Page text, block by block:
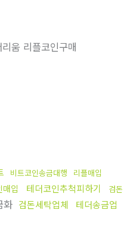
움 리플코인구매
비트코인송금대행 리플매입
매입 테더코인추척피하기
검돈
화 검돈세탁업체
테더송금업